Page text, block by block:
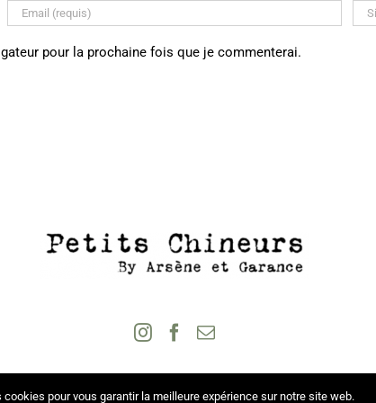
pour la prochaine fois que je commenterai.
pour vous garantir la meilleure expérience sur notre site web.